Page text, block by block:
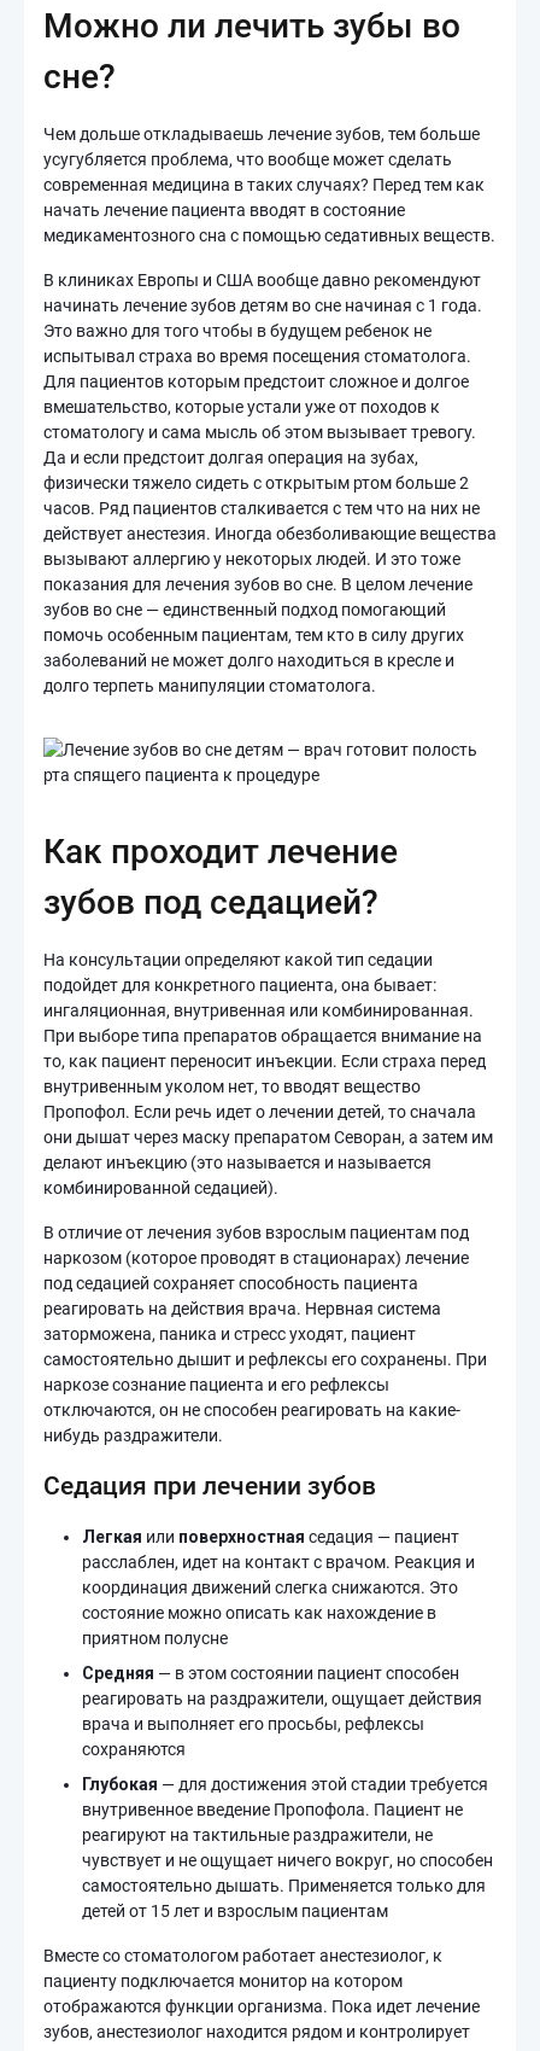
Можно ли лечить зубы во
сне?
Чем дольше откладываешь лечение зубов, тем больше
усугубляется проблема, что вообще может сделать
современная медицина в таких случаях? Перед тем как
начать лечение пациента вводят в состояние
медикаментозного сна с помощью седативных веществ.
В клиниках Европы и США вообще давно рекомендуют
начинать лечение зубов детям во сне начиная с 1 года.
Это важно для того чтобы в будущем ребенок не
испытывал страха во время посещения стоматолога.
Для пациентов которым предстоит сложное и долгое
вмешательство, которые устали уже от походов к
стоматологу и сама мысль об этом вызывает тревогу.
Да и если предстоит долгая операция на зубах,
физически тяжело сидеть с открытым ртом больше 2
часов. Ряд пациентов сталкивается с тем что на них не
действует анестезия. Иногда обезболивающие вещества
вызывают аллергию у некоторых людей. И это тоже
показания для лечения зубов во сне. В целом лечение
зубов во сне — единственный подход помогающий
помочь особенным пациентам, тем кто в силу других
заболеваний не может долго находиться в кресле и
долго терпеть манипуляции стоматолога.
Как проходит лечение
зубов под седацией?
На консультации определяют какой тип седации
подойдет для конкретного пациента, она бывает:
ингаляционная, внутривенная или комбинированная.
При выборе типа препаратов обращается внимание на
то, как пациент переносит инъекции. Если страха перед
внутривенным уколом нет, то вводят вещество
Пропофол. Если речь идет о лечении детей, то сначала
они дышат через маску препаратом Севоран, а затем им
делают инъекцию (это называется и называется
комбинированной седацией).
В отличие от лечения зубов взрослым пациентам под
наркозом (которое проводят в стационарах) лечение
под седацией сохраняет способность пациента
реагировать на действия врача. Нервная система
заторможена, паника и стресс уходят, пациент
самостоятельно дышит и рефлексы его сохранены. При
наркозе сознание пациента и его рефлексы
отключаются, он не способен реагировать на какие-
нибудь раздражители.
Седация при лечении зубов
Легкая или поверхностная седация — пациент
расслаблен, идет на контакт с врачом. Реакция и
координация движений слегка снижаются. Это
состояние можно описать как нахождение в
приятном полусне
Средняя — в этом состоянии пациент способен
реагировать на раздражители, ощущает действия
врача и выполняет его просьбы, рефлексы
сохраняются
Глубокая — для достижения этой стадии требуется
внутривенное введение Пропофола. Пациент не
реагируют на тактильные раздражители, не
чувствует и не ощущает ничего вокруг, но способен
самостоятельно дышать. Применяется только для
детей от 15 лет и взрослым пациентам
Вместе со стоматологом работает анестезиолог, к
пациенту подключается монитор на котором
отображаются функции организма. Пока идет лечение
зубов, анестезиолог находится рядом и контролирует